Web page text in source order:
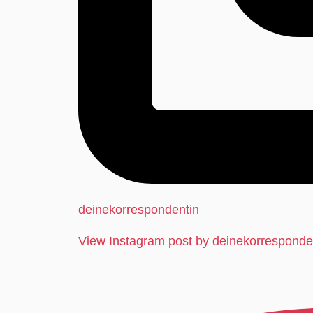
deinekorrespondentin
View Instagram post by